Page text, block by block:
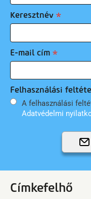
Keresztnév
E-mail cím
Felhasználási
A felhasználási
Adatvédelmi
Címkefelhő